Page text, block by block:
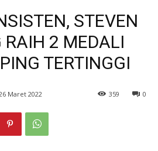
STEVEN
RAIH 2 MEDALI
TERTINGGI
Maret 2022 0
359